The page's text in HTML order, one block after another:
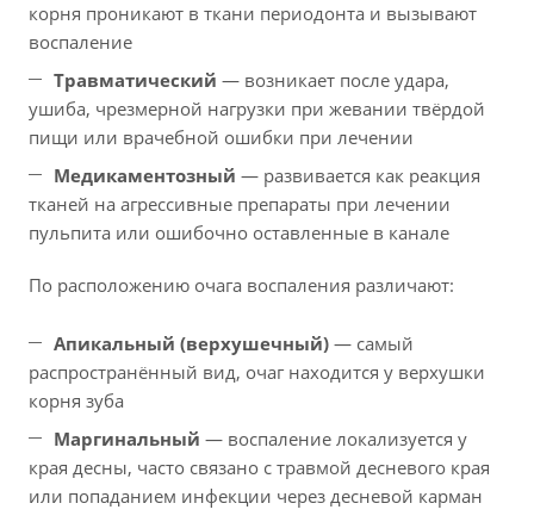
корня проникают в ткани периодонта и вызывают
воспаление
Травматический — возникает после удара,
ушиба, чрезмерной нагрузки при жевании твёрдой
пищи или врачебной ошибки при лечении
Медикаментозный — развивается как реакция
тканей на агрессивные препараты при лечении
пульпита или ошибочно оставленные в канале
По расположению очага воспаления различают:
Апикальный (верхушечный) — самый
распространённый вид, очаг находится у верхушки
корня зуба
Маргинальный — воспаление локализуется у
края десны, часто связано с травмой десневого края
или попаданием инфекции через десневой карман